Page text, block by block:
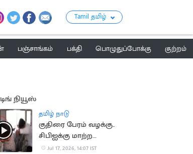
Tamil தமிழ்
பஞ்சாங்கம் பக்தி பொழுதுப்போக்கு
குற்றம்
நியூஸ்
தமிழ் நாடு
குதிரை பேரம் வழக்கு..
சிபிஐக்கு மாற்ற
சென்னை
Jul 17, 2026, 14:07 IST